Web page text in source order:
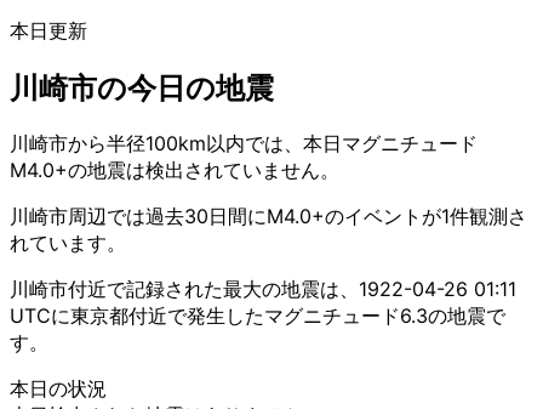
本日更新
川崎市の今日の地震
川崎市から半径100km以内では、本日マグニチュード
M4.0+の地震は検出されていません。
川崎市周辺では過去30日間にM4.0+のイベントが1件観測さ
れています。
川崎市付近で記録された最大の地震は、1922-04-26 01:11
UTCに東京都付近で発生したマグニチュード6.3の地震で
す。
本日の状況